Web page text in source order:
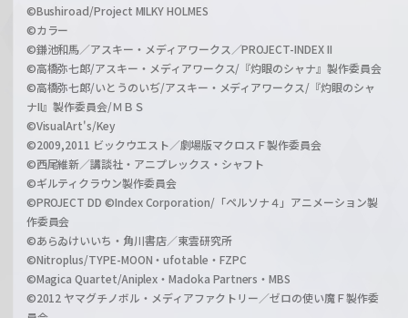
©Bushiroad/Project MILKY HOLMES
©カラー
©鎌池和馬／アスキー・メディアワークス／PROJECT-INDEX II
©高橋弥七郎/アスキー・メディアワークス/『灼眼のシャナ』製作委員会
©高橋弥七郎/いとうのいぢ/アスキー・メディアワークス/『灼眼のシャ
ナII』製作委員会/ＭＢＳ
©VisualArt's/Key
©2009,2011 ビックウエスト／劇場版マクロスＦ製作委員会
©西尾維新／講談社・アニプレックス・シャフト
©ギルティクラウン製作委員会
©PROJECT DD ©Index Corporation/「ペルソナ４」アニメーション製
作委員会
©あらゐけいいち・角川書店／東雲研究所
©Nitroplus/TYPE-MOON・ufotable・FZPC
©Magica Quartet/Aniplex・Madoka Partners・MBS
©2012 ヤマグチノボル・メディアファクトリー／ゼロの使い魔Ｆ製作委